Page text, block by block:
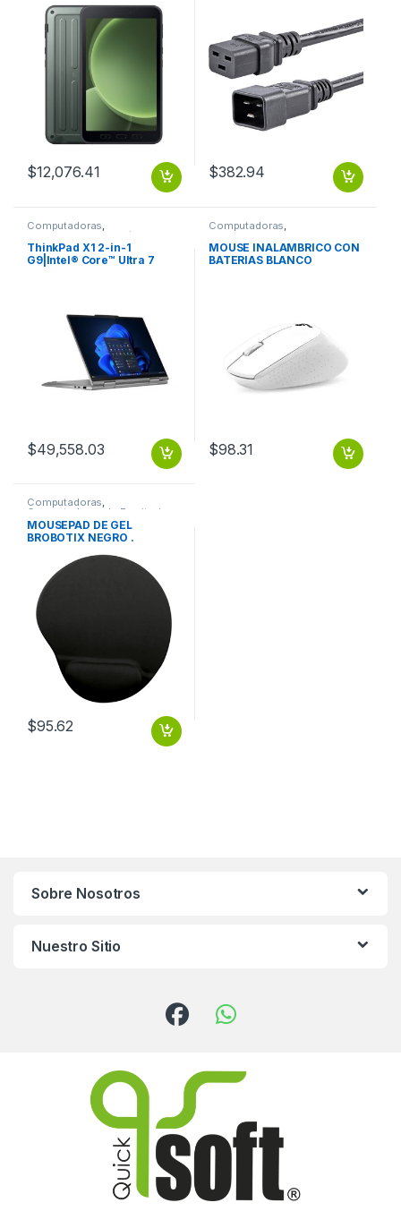
ACTIVE 5 8 INCH 5G 6GB
128GB ANDROID 13
$12,076.41 $382.94
Computadoras,
Computadoras Portátiles
ThinkPad X1 2-in-1
G9|Intel® Core™ Ultra 7
2280 PCIe Gen4 TLC
Opal|Intel®
Graphics|NFC|BT5.1 or
BT5.3|Intel®AX211vPro|No
Wired Ethernet|1080PFHD
RGB+IR|3 Cell Li-Pol
2 IN 1 G9 CORE ULTra 7 155H
W11P 16GB 512GB SSD 3YP
$49,558.03
Computadoras,
MOUSE INALAMBRICO CON
BATERIAS BLANCO
$98.31
Computadoras,
Computadoras de Escritorio
MOUSEPAD DE GEL
BROBOTIX NEGRO .
$95.62
Sobre Nosotros
Nuestro Sitio